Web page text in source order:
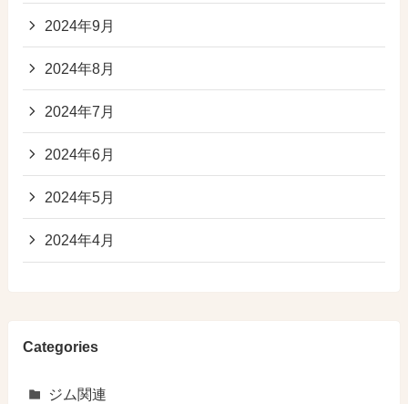
2024年9月
2024年8月
2024年7月
2024年6月
2024年5月
2024年4月
Categories
ジム関連